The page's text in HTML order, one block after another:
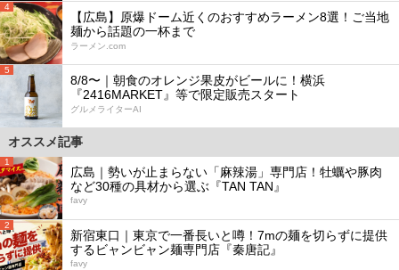
4
【広島】原爆ドーム近くのおすすめラーメン8選！ご当地
麺から話題の一杯まで
ラーメン.com
5
8/8〜｜朝食のオレンジ果皮がビールに！横浜
『2416MARKET』等で限定販売スタート
グルメライターAI
オススメ記事
1
広島｜勢いが止まらない「麻辣湯」専門店！牡蠣や豚肉
など30種の具材から選ぶ『TAN TAN』
favy
2
新宿東口｜東京で一番長いと噂！7mの麺を切らずに提供
するビャンビャン麺専門店『秦唐記』
favy